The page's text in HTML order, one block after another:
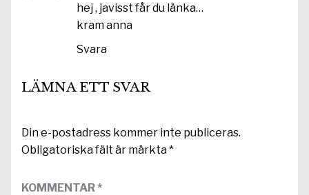
hej , javisst får du länka…
kram anna
Svara
LÄMNA ETT SVAR
Din e-postadress kommer inte publiceras.
Obligatoriska fält är märkta*
KOMMENTAR*